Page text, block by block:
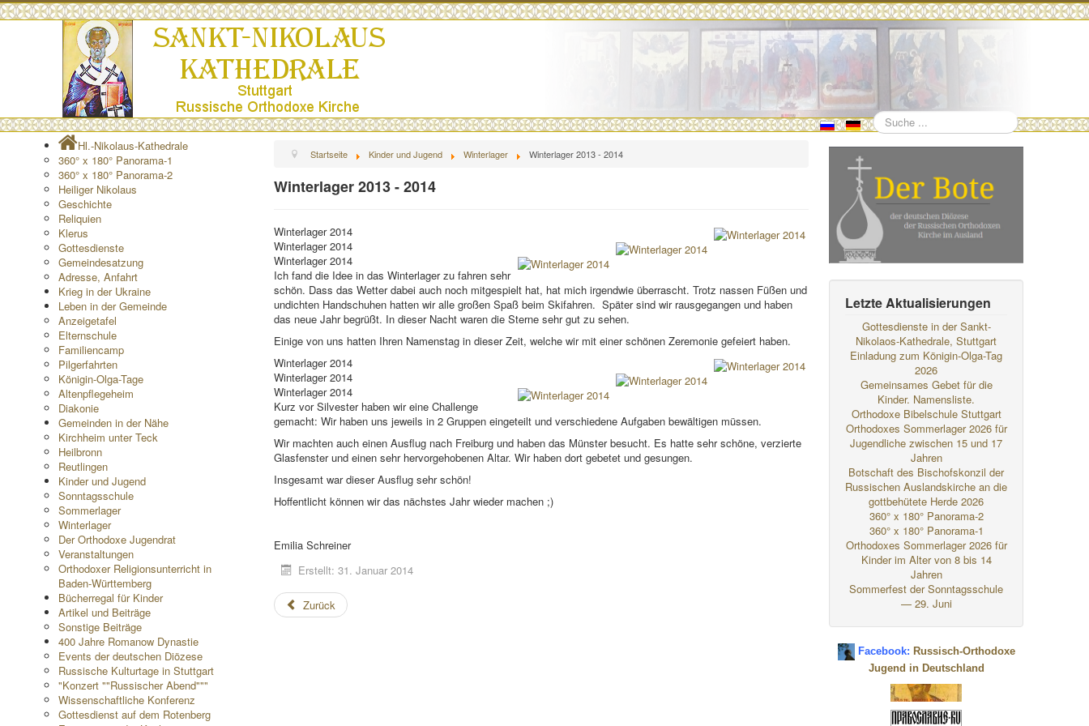
Suchen
Hl.-Nikolaus-Kathedrale
360° x 180° Panorama-1
360° x 180° Panorama-2
Heiliger Nikolaus
Geschichte
Reliquien
Klerus
Gottesdienste
Gemeindesatzung
Adresse, Anfahrt
Krieg in der Ukraine
Leben in der Gemeinde
Anzeigetafel
Elternschule
Familiencamp
Pilgerfahrten
Königin-Olga-Tage
Altenpflegeheim
Diakonie
Gemeinden in der Nähe
Kirchheim unter Teck
Heilbronn
Reutlingen
Kinder und Jugend
Sonntagsschule
Sommerlager
Winterlager
Der Orthodoxe Jugendrat
Veranstaltungen
Orthodoxer Religionsunterricht in
Baden-Württemberg
Bücherregal für Kinder
Artikel und Beiträge
Sonstige Beiträge
400 Jahre Romanow Dynastie
Events der deutschen Diözese
Russische Kulturtage in Stuttgart
"Konzert ""Russischer Abend"""
Wissenschaftliche Konferenz
Gottesdienst auf dem Rotenberg
Startseite Kinder und Jugend Winterlager Winterlager 2013 - 2014
Winterlager 2013 - 2014
Winterlager 2014
Winterlager 2014
Winterlager 2014
Ich fand die Idee in das Winterlager zu fahren sehr
schön. Dass das Wetter dabei auch noch mitgespielt hat, hat mich irgendwie überrascht. Trotz nassen Füßen und
undichten Handschuhen hatten wir alle großen Spaß beim Skifahren. Später sind wir rausgegangen und haben
das neue Jahr begrüßt. In dieser Nacht waren die Sterne sehr gut zu sehen.
Einige von uns hatten Ihren Namenstag in dieser Zeit, welche wir mit einer schönen Zeremonie gefeiert haben.
Winterlager 2014
Winterlager 2014
Winterlager 2014
Kurz vor Silvester haben wir eine Challenge
gemacht: Wir haben uns jeweils in 2 Gruppen eingeteilt und verschiedene Aufgaben bewältigen müssen.
Wir machten auch einen Ausflug nach Freiburg und haben das Münster besucht. Es hatte sehr schöne, verzierte
Glasfenster und einen sehr hervorgehobenen Altar. Wir haben dort gebetet und gesungen.
Insgesamt war dieser Ausflug sehr schön!
Hoffentlicht können wir das nächstes Jahr wieder machen ;)
Emilia Schreiner
Erstellt: 31. Januar 2014
Zurück
Letzte Aktualisierungen
Gottesdienste in der Sankt-
Nikolaos-Kathedrale, Stuttgart
Einladung zum Königin-Olga-Tag
2026
Gemeinsames Gebet für die
Kinder. Namensliste.
Orthodoxe Bibelschule Stuttgart
Orthodoxes Sommerlager 2026 für
Jugendliche zwischen 15 und 17
Jahren
Botschaft des Bischofskonzil der
Russischen Auslandskirche an die
gottbehütete Herde 2026
360° x 180° Panorama-2
360° x 180° Panorama-1
Orthodoxes Sommerlager 2026 für
Kinder im Alter von 8 bis 14
Jahren
Sommerfest der Sonntagsschule
— 29. Juni
Facebook: Russisch-Orthodoxe
Jugend in Deutschland